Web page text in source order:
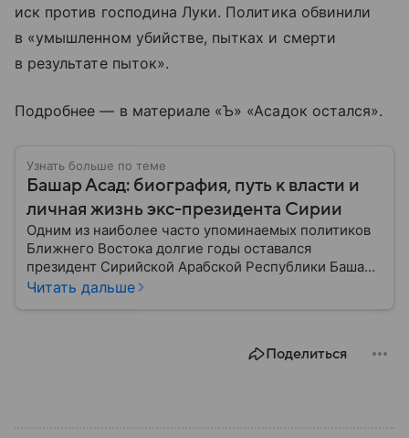
иск против господина Луки. Политика обвинили
в «умышленном убийстве, пытках и смерти
в результате пыток».
Подробнее — в материале «Ъ» «Асадок остался».
Узнать больше по теме
Башар Асад: биография, путь к власти и
личная жизнь экс-президента Сирии
Одним из наиболее часто упоминаемых политиков
Ближнего Востока долгие годы оставался
президент Сирийской Арабской Республики Башар
Асад. Ему удавалось удерживать власть во время
2024 года: собрали главное из биографии бывшего
Читать дальше
Поделиться